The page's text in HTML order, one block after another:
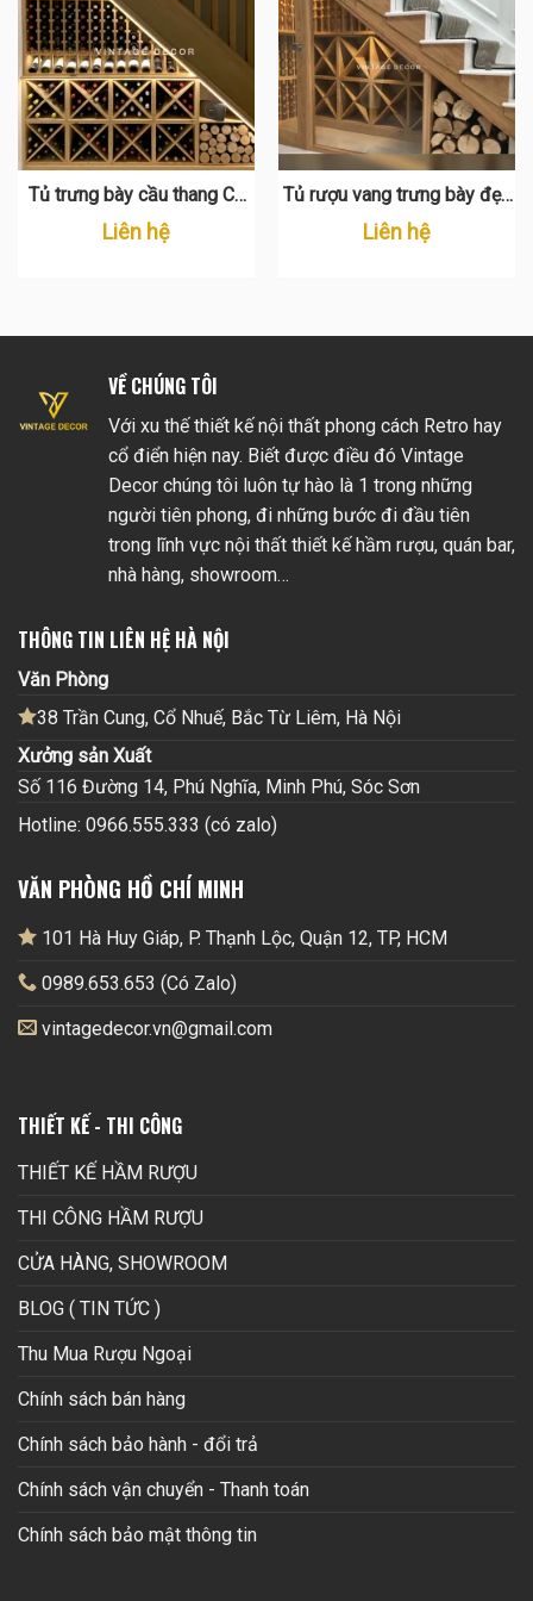
Tủ trưng bày cầu thang CT
05
Liên hệ
Tủ rượu vang trưng bày đẹp
mắt dưới cầu thang CT 02
Liên hệ
VỀ CHÚNG TÔI
Với xu thế thiết kế nội thất phong cách Retro hay
cổ điển hiện nay. Biết được điều đó Vintage
Decor chúng tôi luôn tự hào là 1 trong những
người tiên phong, đi những bước đi đầu tiên
trong lĩnh vực nội thất thiết kế hầm rượu, quán bar,
nhà hàng, showroom…
THÔNG TIN LIÊN HỆ HÀ NỘI
Văn Phòng
38 Trần Cung, Cổ Nhuế, Bắc Từ Liêm, Hà Nội
Xưởng sản Xuất
Số 116 Đường 14, Phú Nghĩa, Minh Phú, Sóc Sơn
Hotline: 0966.555.333 (có zalo)
VĂN PHÒNG HỒ CHÍ MINH
101 Hà Huy Giáp, P. Thạnh Lộc, Quận 12, TP, HCM
0989.653.653 (Có Zalo)
vintagedecor.vn@gmail.com
THIẾT KẾ - THI CÔNG
THIẾT KẾ HẦM RƯỢU
THI CÔNG HẦM RƯỢU
CỬA HÀNG, SHOWROOM
BLOG ( TIN TỨC )
Thu Mua Rượu Ngoại
Chính sách bán hàng
Chính sách bảo hành - đổi trả
Chính sách vận chuyển - Thanh toán
Chính sách bảo mật thông tin